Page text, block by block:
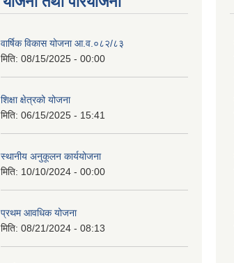
वार्षिक विकास योजना आ.व.०८२/८३
मिति: 08/15/2025 - 00:00
शिक्षा क्षेत्रको योजना
मिति: 06/15/2025 - 15:41
स्थानीय अनुकूलन कार्ययोजना
मिति: 10/10/2024 - 00:00
प्रथम आवधिक योजना
मिति: 08/21/2024 - 08:13